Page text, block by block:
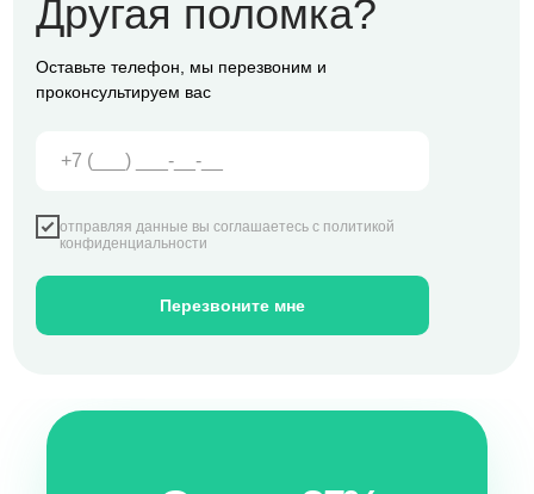
Другая поломка?
Оставьте телефон, мы перезвоним и
проконсультируем вас
отправляя данные вы соглашаетесь с политикой
конфиденциальности
Перезвоните мне